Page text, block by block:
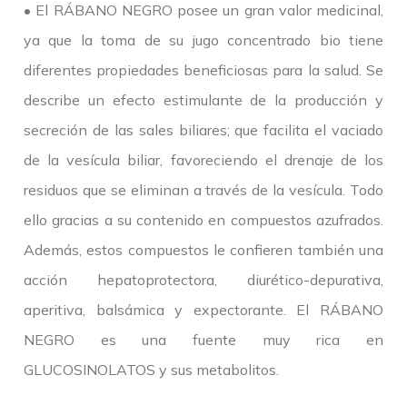
• El RÁBANO NEGRO posee un gran valor medicinal,
ya que la toma de su jugo concentrado bio tiene
diferentes propiedades beneficiosas para la salud. Se
describe un efecto estimulante de la producción y
secreción de las sales biliares; que facilita el vaciado
de la vesícula biliar, favoreciendo el drenaje de los
residuos que se eliminan a través de la vesícula. Todo
ello gracias a su contenido en compuestos azufrados.
Además, estos compuestos le confieren también una
acción hepatoprotectora, diurético-depurativa,
aperitiva, balsámica y expectorante. El RÁBANO
NEGRO es una fuente muy rica en
GLUCOSINOLATOS y sus metabolitos.